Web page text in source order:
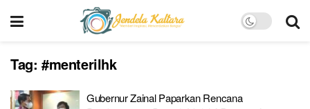
Tag: #menterilhk
Gubernur Zainal Paparkan Rencana